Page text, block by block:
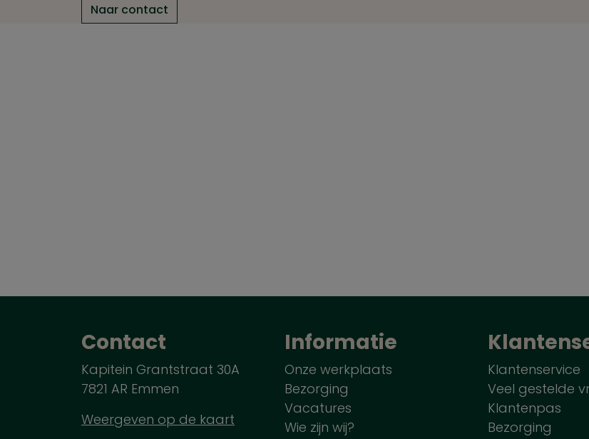
Naar contact
Contact
Kapitein Grantstraat 30A
7821 AR Emmen
Weergeven op de kaart
Informatie
Onze werkplaats
Bezorging
Vacatures
Wie zijn wij?
Klantenservice
Veel gestelde
Klantenpas
Bezorging